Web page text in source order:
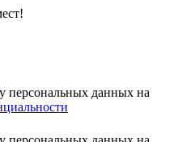
персональных данных на